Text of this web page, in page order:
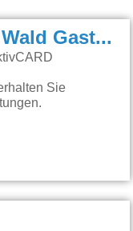
aktivCARD Bayerischer Wald Gastgeber:
Sie